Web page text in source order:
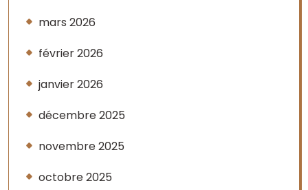
mars 2026
février 2026
janvier 2026
décembre 2025
novembre 2025
octobre 2025